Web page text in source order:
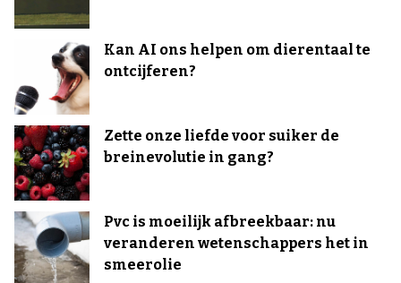
Kan AI ons helpen om dierentaal te
ontcijferen?
Zette onze liefde voor suiker de
breinevolutie in gang?
Pvc is moeilijk afbreekbaar: nu
veranderen wetenschappers het in
smeerolie